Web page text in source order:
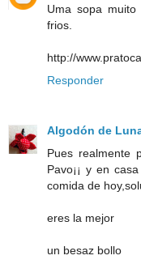
Uma sopa
frios.
http://
Responder
Algodón de
Pues realmente
Pavo¡¡ y en
comida de
eres la mejor
un besaz bollo